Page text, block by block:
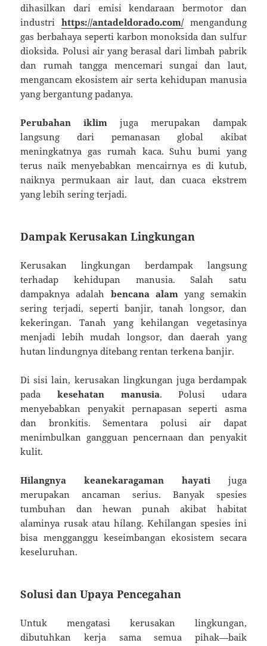
dihasilkan dari emisi kendaraan bermotor dan
industri https://antadeldorado.com/mengandung
gas berbahaya seperti karbon monoksida dan sulfur
dioksida. Polusi air yang berasal dari limbah pabrik
dan rumah tangga mencemari sungai dan laut,
mengancam ekosistem air serta kehidupan manusia
yang bergantung padanya.
Perubahan iklim juga merupakan dampak
langsung dari pemanasan global akibat
meningkatnya gas rumah kaca. Suhu bumi yang
terus naik menyebabkan mencairnya es di kutub,
naiknya permukaan air laut, dan cuaca ekstrem
yang lebih sering terjadi.
Dampak Kerusakan Lingkungan
Kerusakan lingkungan berdampak langsung
terhadap kehidupan manusia. Salah satu
dampaknya adalah bencana alam yang semakin
sering terjadi, seperti banjir, tanah longsor, dan
kekeringan. Tanah yang kehilangan vegetasinya
menjadi lebih mudah longsor, dan daerah yang
hutan lindungnya ditebang rentan terkena banjir.
Di sisi lain, kerusakan lingkungan juga berdampak
pada kesehatan manusia. Polusi udara
menyebabkan penyakit pernapasan seperti asma
dan bronkitis. Sementara polusi air dapat
menimbulkan gangguan pencernaan dan penyakit
kulit.
Hilangnya keanekaragaman hayati juga
merupakan ancaman serius. Banyak spesies
tumbuhan dan hewan punah akibat habitat
alaminya rusak atau hilang. Kehilangan spesies ini
bisa mengganggu keseimbangan ekosistem secara
keseluruhan.
Solusi dan Upaya Pencegahan
Untuk mengatasi kerusakan lingkungan,
dibutuhkan kerja sama semua pihak—baik